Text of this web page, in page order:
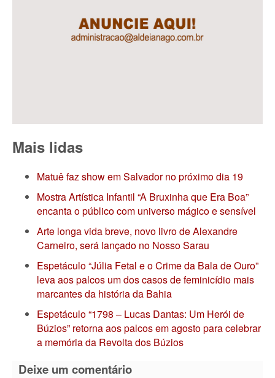
Mais lidas
Matuê faz show em Salvador no próximo dia 19
Mostra Artística Infantil “A Bruxinha que Era Boa”
encanta o público com universo mágico e sensível
Arte longa vida breve, novo livro de Alexandre
Carneiro, será lançado no Nosso Sarau
Espetáculo “Júlia Fetal e o Crime da Bala de Ouro”
leva aos palcos um dos casos de feminicídio mais
marcantes da história da Bahia
Espetáculo “1798 – Lucas Dantas: Um Herói de
Búzios” retorna aos palcos em agosto para celebrar
a memória da Revolta dos Búzios
Deixe um comentário